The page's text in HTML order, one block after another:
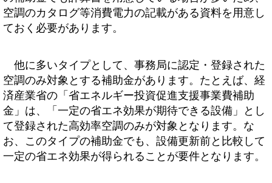
空調のカタログ等消費電力の記載がある資料を用意し
ておく必要があります。
他に多いタイプとして、事務局に認定・登録された
空調のみ対象とする補助金があります。たとえば、経
済産業省の「省エネルギー投資促進支援事業費補助
金」は、「一定の省エネ効果が期待できる設備」とし
て登録された高効率空調のみが対象となります。な
お、このタイプの補助金でも、設備更新前と比較して
一定の省エネ効果が得られることが要件となります。